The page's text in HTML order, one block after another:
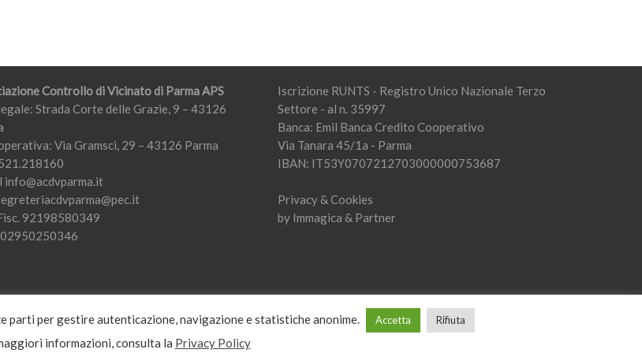
Controllo di Vicinato di Parma APS
Strada Corte delle Grazie, 9 – 43126
Via Gramsci, 29 – 43126 Parma
info@acdvparma.it
92198580349
02950250346
Iscrizione RUNTS - Registro Unico Nazionale Terzo
Settore - al n. 35997
Banca: Emil Banca Credito Cooperativo
Via Tanara 45/1a - Parma
IBAN: IT53Y0707212703000000753687
Privacy & Cookies
by Immagica & Partner
parti per gestire autenticazione, navigazione e statistiche anonime. Accetta Rifiuta
informazioni, consulta la Privacy Policy